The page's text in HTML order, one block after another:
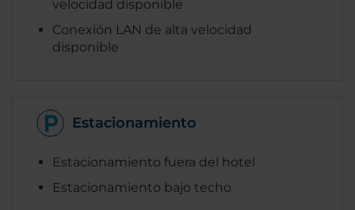
velocidad disponible
Conexión LAN de alta velocidad
disponible
Estacionamiento
Estacionamiento fuera del hotel
Estacionamiento bajo techo